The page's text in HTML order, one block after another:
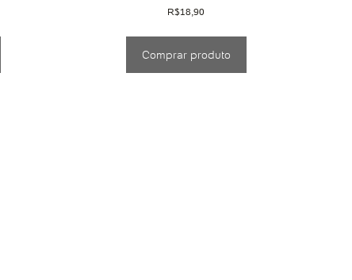
R$18,90
Comprar produto